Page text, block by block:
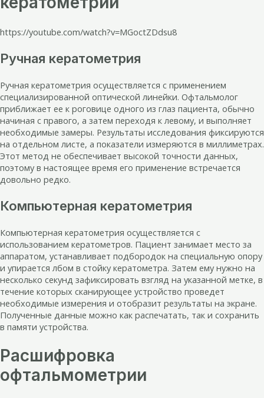
https://youtube.com/watch?v=MGoctZDdsu8
Ручная кератометрия
Ручная кератометрия осуществляется с применением
специализированной оптической линейки. Офтальмолог
приближает ее к роговице одного из глаз пациента, обычно
начиная с правого, а затем переходя к левому, и выполняет
необходимые замеры. Результаты исследования фиксируются
на отдельном листе, а показатели измеряются в миллиметрах.
Этот метод не обеспечивает высокой точности данных,
поэтому в настоящее время его применение встречается
довольно редко.
Компьютерная кератометрия
Компьютерная кератометрия осуществляется с
использованием кератометров. Пациент занимает место за
аппаратом, устанавливает подбородок на специальную опору
и упирается лбом в стойку кератометра. Затем ему нужно на
несколько секунд зафиксировать взгляд на указанной метке, в
течение которых сканирующее устройство проведет
необходимые измерения и отобразит результаты на экране.
Полученные данные можно как распечатать, так и сохранить
в памяти устройства.
Расшифровка
офтальмометрии